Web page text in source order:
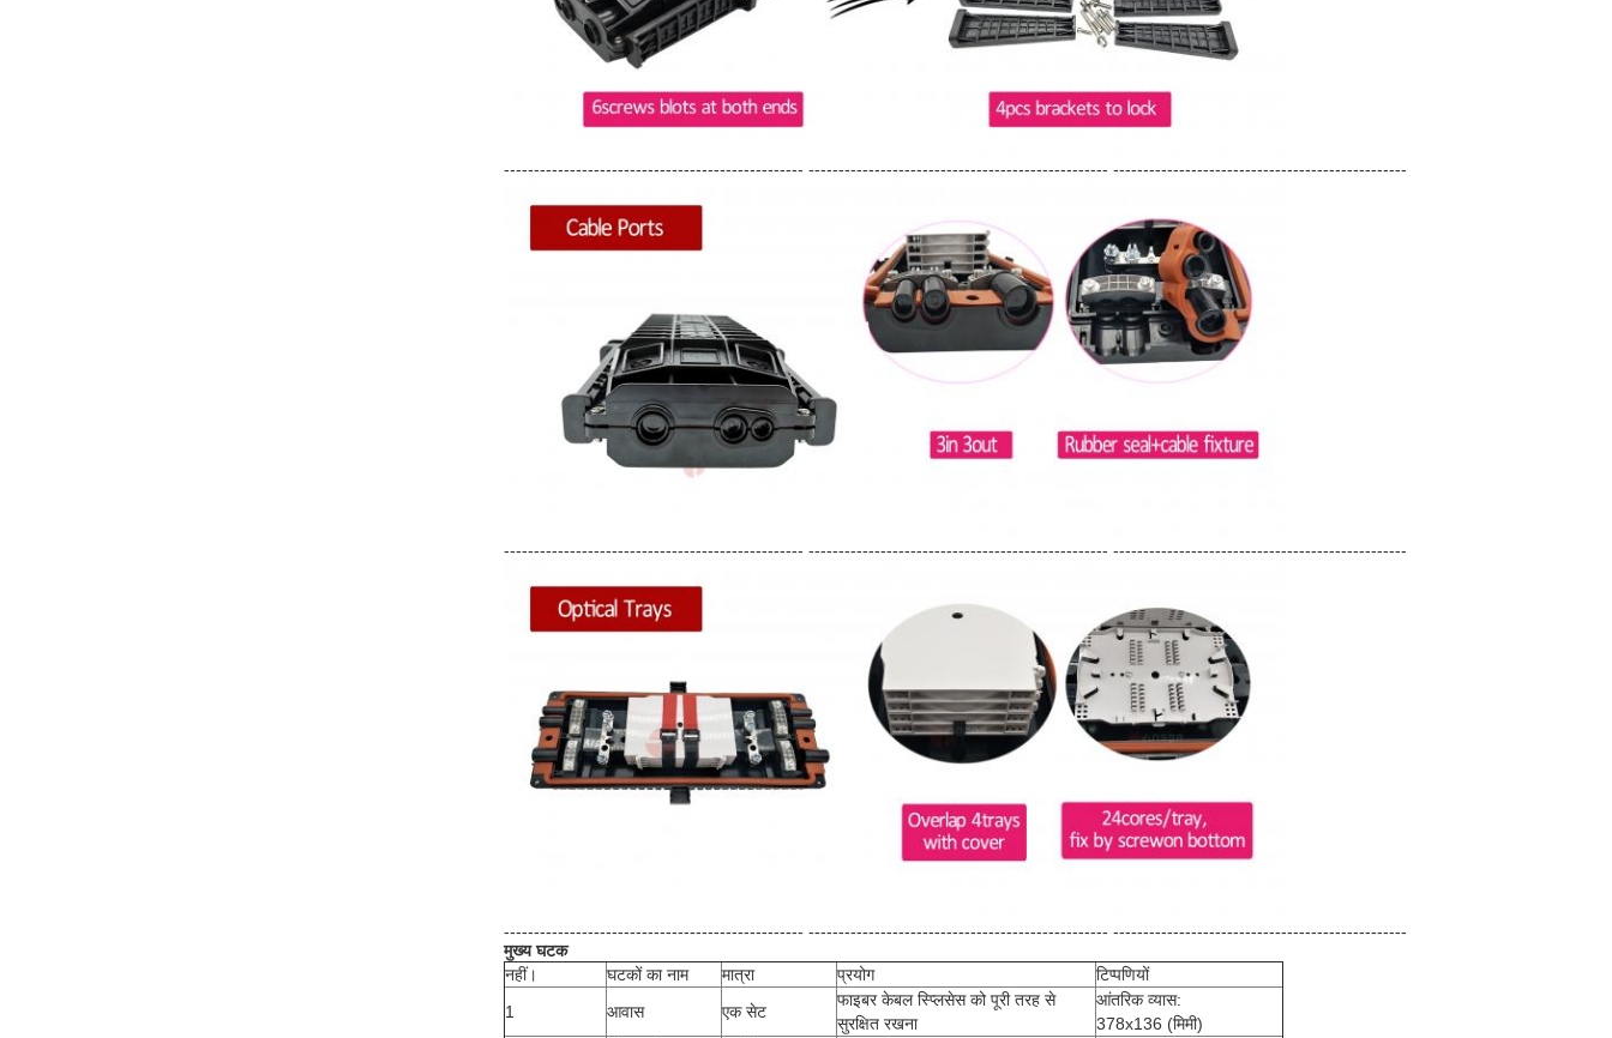
-------------------------------------------------- -------------------------------------------------- -------------------------------------------------
-------------------------------------------------- -------------------------------------------------- -------------------------------------------------
-------------------------------------------------- -------------------------------------------------- -------------------------------------------------
मुख्य घटक
नहीं।
घटकों का नाम मात्रा प्रयोग
टिप्पणियों
1
आवास एक सेट
फाइबर केबल स्प्लिसेस को पूरी तरह से
सुरक्षित रखना
आंतरिक व्यास:
378x136 (मिमी)